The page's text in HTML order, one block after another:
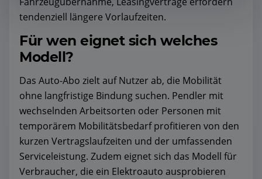
tendenziell längere Vorlaufzeiten.
Für wen eignet sich welches
Modell?
Das Auto-Abo zielt auf Nutzer ab, die Mobilität
ohne langfristige Bindung suchen. Pendler mit
wechselnden Arbeitsorten oder Personen mit
temporärem Mobilitätsbedarf profitieren von den
kurzen Vertragslaufzeiten und der umfassenden
Serviceleistung. Zudem eignet sich das Modell für
Verbraucher, die ein Elektroauto ausprobieren